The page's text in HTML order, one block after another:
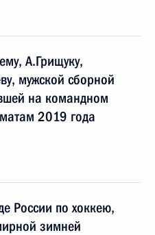
А.Грищуку,
мужской сборной
на командном
2019 года
России по хоккею,
зимней